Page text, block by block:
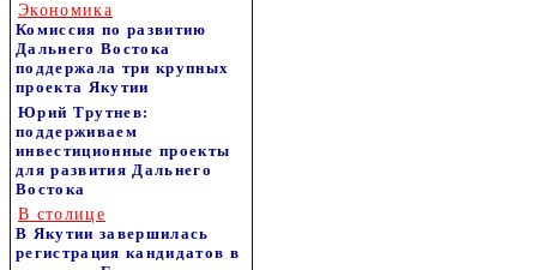
Экономика
Комиссия по развитию
Дальнего Востока
поддержала три крупных
проекта Якутии
Юрий Трутнев:
поддерживаем
инвестиционные проекты
для развития Дальнего
Востока
В столице
В Якутии завершилась
регистрация кандидатов в